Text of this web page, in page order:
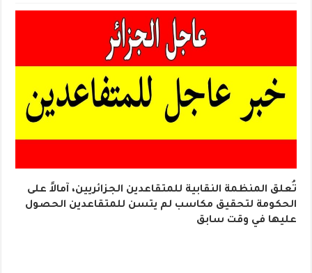
تُعلق المنظمة النقابية للمتقاعدين الجزائريين، آمالاً على
الحكومة لتحقيق مكاسب لم يتسن للمتقاعدين الحصول
عليها في وقت سابق